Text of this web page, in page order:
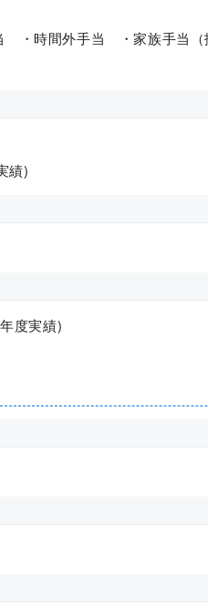
・時間外手当 ・家族手当（
績)
度実績)